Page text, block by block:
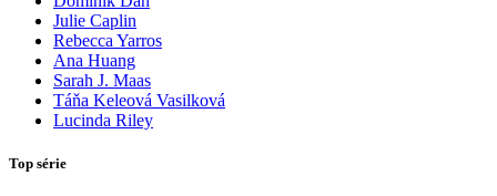
Julie Caplin
Rebecca Yarros
Ana Huang
Sarah J. Maas
Táňa Keleová Vasilková
Lucinda Riley
Top série